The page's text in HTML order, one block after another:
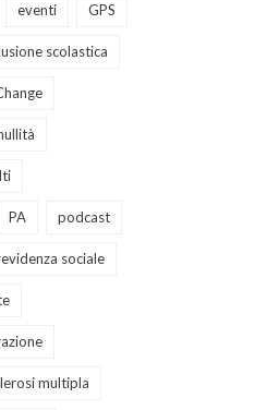
eventi GPS
scolastica
PA podcast
sociale
multipla